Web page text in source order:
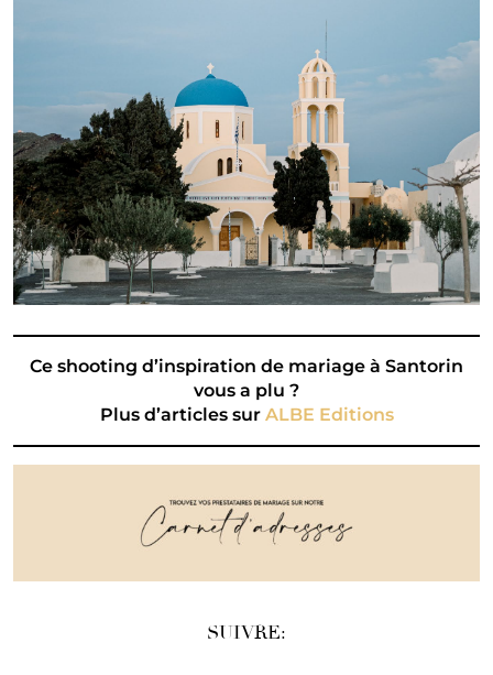
Ce shooting d’inspiration de mariage à Santorin
vous a plu ?
Plus d’articles sur ALBE Editions
SUIVRE: